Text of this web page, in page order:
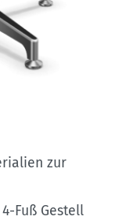
zur
Fuß Gestell